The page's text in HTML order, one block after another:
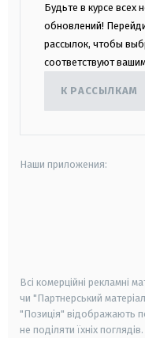
Будьте в курсе всех
обновлений!
рассылок, чтобы
соответствуют
К РАССЫЛКАМ
Наши приложения:
Всі комерційні рекламні
чи "Партнерський
"Позиція" відображають
не поділяти їхніх